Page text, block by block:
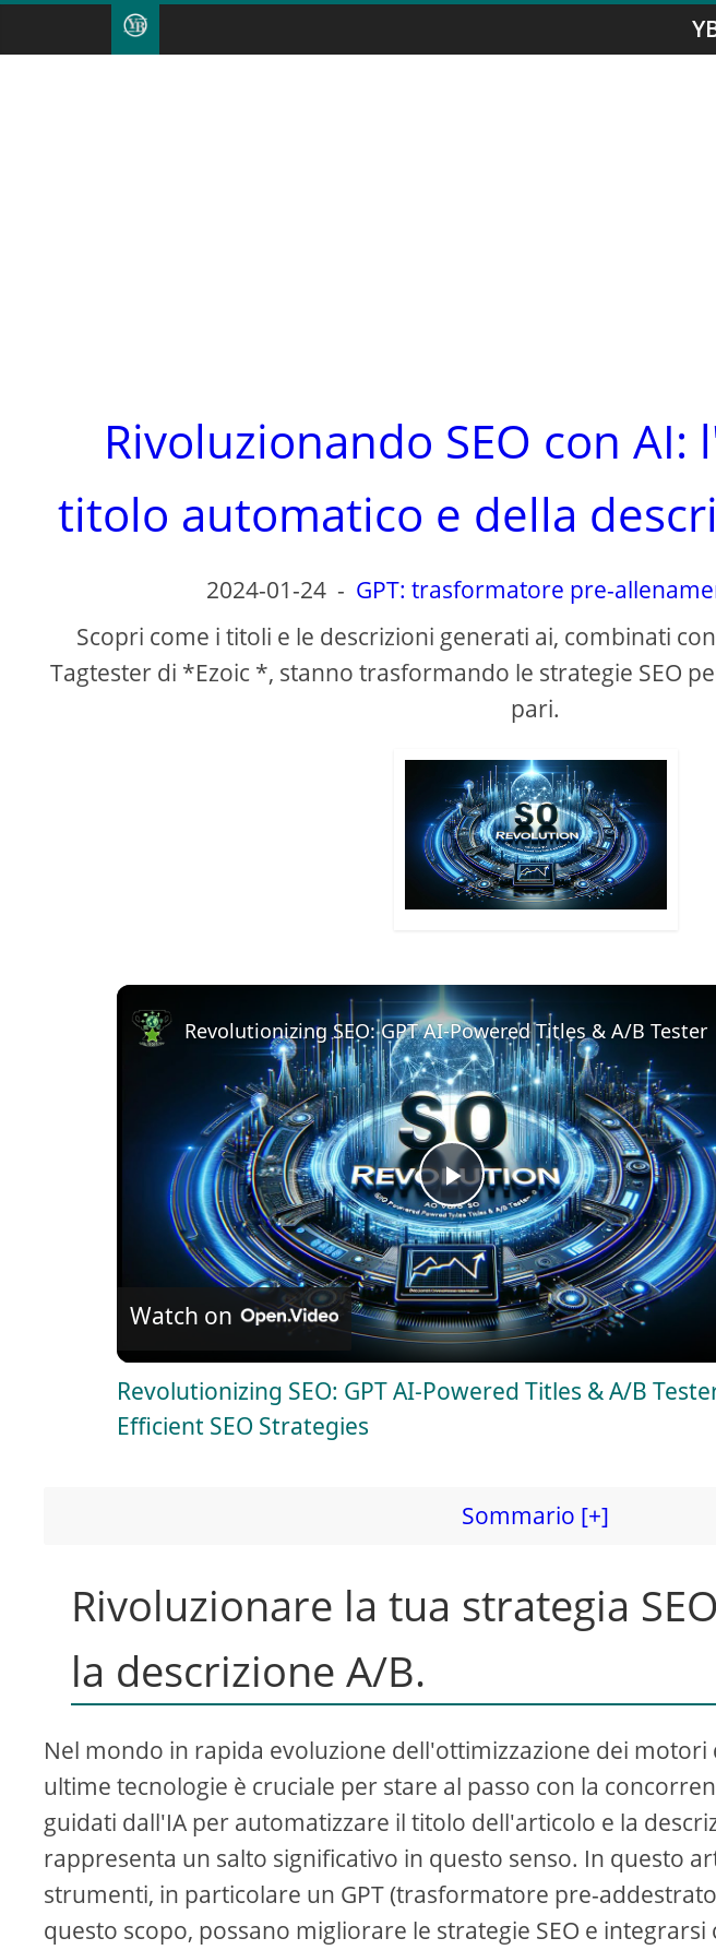
Rivoluzionando SEO con
titolo automatico e della
2024-01-24- GPT: trasformatore pre-
Scopri come i titoli e le descrizioni generati ai, combinati
Tagtester di *Ezoic *, stanno trasformando le strategie SEO
pari.
P
l
a
y
d
o
Revolutionizing SEO: GPT AI-Powered Titles & A/B
Watch on
Revolutionizing SEO: GPT AI-Powered Titles & A/B
Efficient SEO Strategies
Sommario [+]
Rivoluzionare la tua strategia
la descrizione A/B.
Nel mondo in rapida evoluzione dell'ottimizzazione dei motori
ultime tecnologie è cruciale per stare al passo con la
guidati dall'IA per automatizzare il titolo dell'articolo e la
rappresenta un salto significativo in questo senso. In questo
strumenti, in particolare un GPT (trasformatore pre-
questo scopo, possano migliorare le strategie SEO e